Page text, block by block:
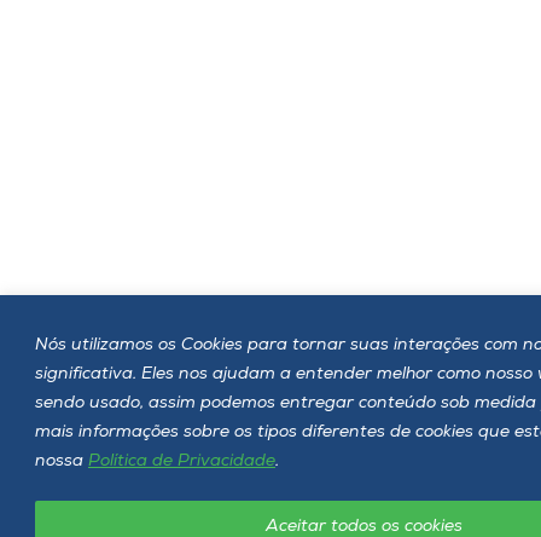
Nós utilizamos os Cookies para tornar suas interações com
significativa. Eles nos ajudam a entender melhor como nosso
sendo usado, assim podemos entregar conteúdo sob
mais informações sobre os tipos diferentes de cookies que
nossa Política de Privacidade.
Aceitar todos os cookies